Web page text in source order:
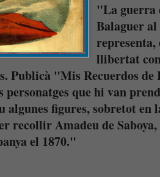
"La guerra
Balaguer
llibertat
Publicà "Mis Recuerdos
personatges que hi van
algunes figures, sobretot
recollir Amadeu de
el 1870."